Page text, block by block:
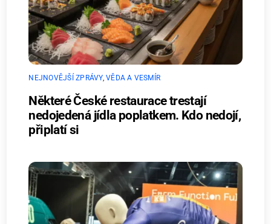
NEJNOVĚJŠÍ ZPRÁVY,VĚDA A VESMÍR
Některé České restaurace trestají
nedojedená jídla poplatkem. Kdo nedojí,
připlatí si